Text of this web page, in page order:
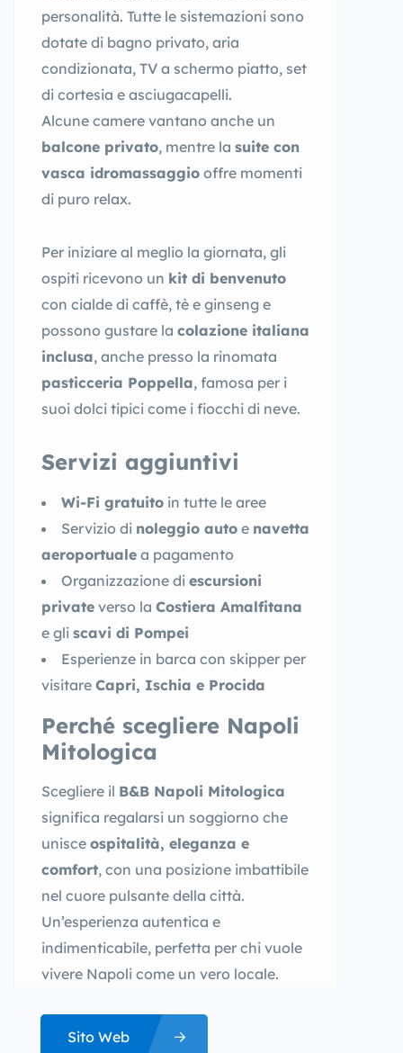
personalità. Tutte le sistemazioni sono
dotate di bagno privato, aria
condizionata, TV a schermo piatto, set
di cortesia e asciugacapelli.
Alcune camere vantano anche un
balcone privato, mentre la suite con
vasca idromassaggio offre momenti
di puro relax.
Per iniziare al meglio la giornata, gli
ospiti ricevono un kit di benvenuto
con cialde di caffè, tè e ginseng e
possono gustare la colazione italiana
inclusa, anche presso la rinomata
pasticceria Poppella, famosa per i
suoi dolci tipici come i fiocchi di neve.
Servizi aggiuntivi
Wi-Fi gratuito in tutte le aree
Servizio di noleggio auto e navetta
aeroportuale a pagamento
Organizzazione di escursioni
private verso la Costiera Amalfitana
e gli scavi di Pompei
Esperienze in barca con skipper per
visitare Capri, Ischia e Procida
Perché scegliere Napoli
Mitologica
Scegliere il B&B Napoli Mitologica
significa regalarsi un soggiorno che
unisce ospitalità, eleganza e
comfort, con una posizione imbattibile
nel cuore pulsante della città.
Un’esperienza autentica e
indimenticabile, perfetta per chi vuole
vivere Napoli come un vero locale.
Sito Web